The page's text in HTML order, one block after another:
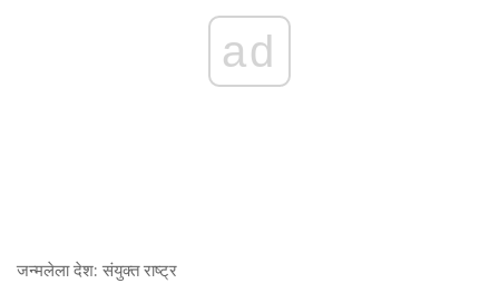
ad
जन्मलेला देश: संयुक्त राष्ट्र